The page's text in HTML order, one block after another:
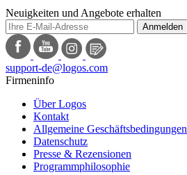
Neuigkeiten und Angebote erhalten
Anmelden
support-de@logos.com
Firmeninfo
Über Logos
Kontakt
Allgemeine Geschäftsbedingungen
Datenschutz
Presse & Rezensionen
Programmphilosophie